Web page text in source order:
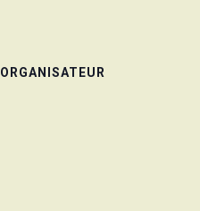
ORGANISATEUR